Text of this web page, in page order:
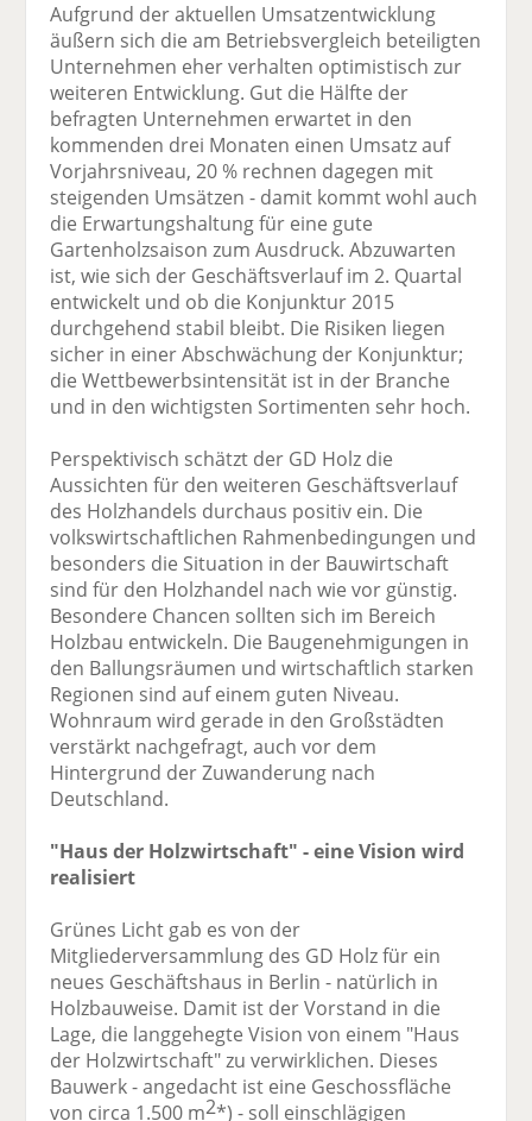
Aufgrund der aktuellen Umsatzentwicklung
äußern sich die am Betriebsvergleich beteiligten
Unternehmen eher verhalten optimistisch zur
weiteren Entwicklung. Gut die Hälfte der
befragten Unternehmen erwartet in den
kommenden drei Monaten einen Umsatz auf
Vorjahrsniveau, 20 % rechnen dagegen mit
steigenden Umsätzen - damit kommt wohl auch
die Erwartungshaltung für eine gute
Gartenholzsaison zum Ausdruck. Abzuwarten
ist, wie sich der Geschäftsverlauf im 2. Quartal
entwickelt und ob die Konjunktur 2015
durchgehend stabil bleibt. Die Risiken liegen
sicher in einer Abschwächung der Konjunktur;
die Wettbewerbsintensität ist in der Branche
und in den wichtigsten Sortimenten sehr hoch.
Perspektivisch schätzt der GD Holz die
Aussichten für den weiteren Geschäftsverlauf
des Holzhandels durchaus positiv ein. Die
volkswirtschaftlichen Rahmenbedingungen und
besonders die Situation in der Bauwirtschaft
sind für den Holzhandel nach wie vor günstig.
Besondere Chancen sollten sich im Bereich
Holzbau entwickeln. Die Baugenehmigungen in
den Ballungsräumen und wirtschaftlich starken
Regionen sind auf einem guten Niveau.
Wohnraum wird gerade in den Großstädten
verstärkt nachgefragt, auch vor dem
Hintergrund der Zuwanderung nach
Deutschland.
"Haus der Holzwirtschaft" - eine Vision wird
realisiert
Grünes Licht gab es von der
Mitgliederversammlung des GD Holz für ein
neues Geschäftshaus in Berlin - natürlich in
Holzbauweise. Damit ist der Vorstand in die
Lage, die langgehegte Vision von einem "Haus
der Holzwirtschaft" zu verwirklichen. Dieses
Bauwerk - angedacht ist eine Geschossfläche
von circa 1.500 m2*) - soll einschlägigen